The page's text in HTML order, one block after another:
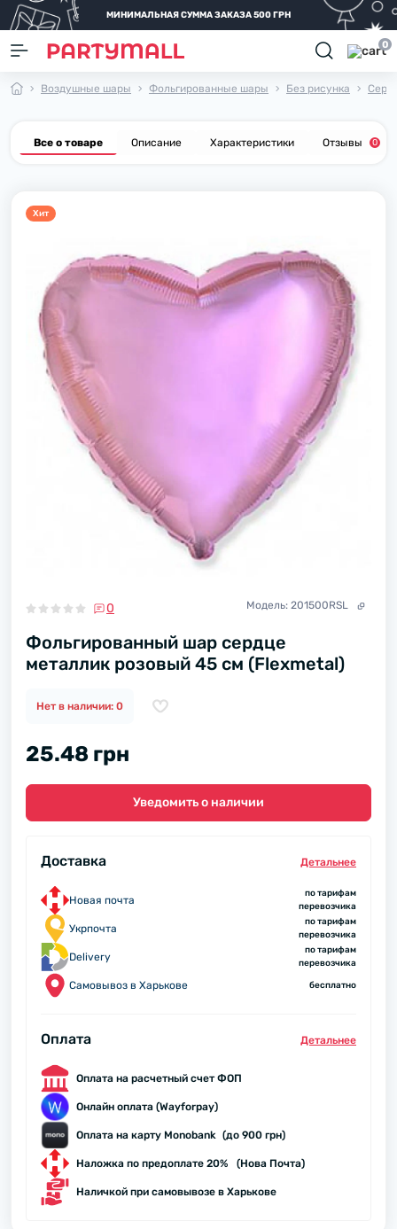
МИНИМАЛЬНАЯ СУММА ЗАКАЗА 500 ГРН
0
Воздушные шары Фольгированные шары Без рисунка
Все о товаре Описание Характеристики Отзывы 0
Хит
0 Модель: 201500RSL
Фольгированный шар сердце
металлик розовый 45 см (Flexmetal)
Нет в наличии: 0
25.48 грн
Уведомить о наличии
Доставка Детальнее
Новая почта
по тарифам
перевозчика
Укрпочта
по тарифам
перевозчика
Delivery
по тарифам
перевозчика
Самовывоз в Харькове бесплатно
Оплата Детальнее
Оплата на расчетный счет ФОП
Онлайн оплата (Wayforpay)
Оплата на карту Monobank (до 900 грн)
Наложка по предоплате 20% (Нова Почта)
Наличкой при самовывозе в Харькове